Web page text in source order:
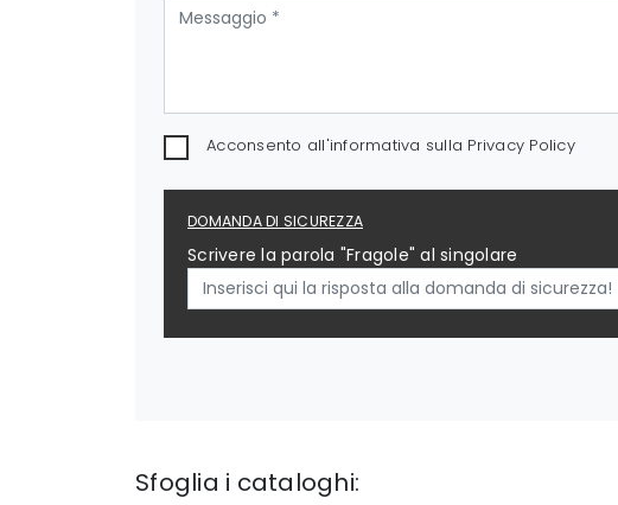
Acconsento all'informativa sulla Privacy Policy
DOMANDA DI SICUREZZA
Scrivere la parola "Fragole" al singolare
Sfoglia i cataloghi: